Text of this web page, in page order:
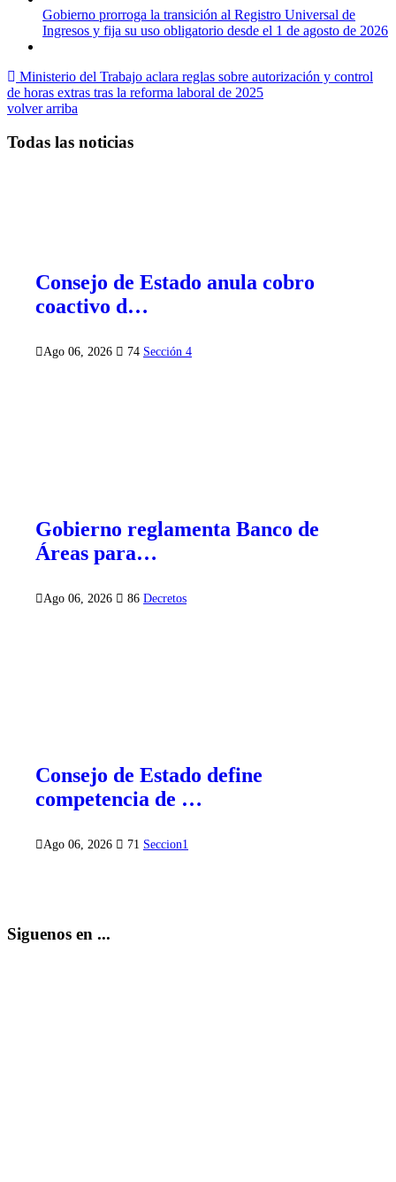
Gobierno prorroga la transición al Registro Universal de
Ingresos y fija su uso obligatorio desde el 1 de agosto de 2026
Ministerio del Trabajo aclara reglas sobre autorización y control
de horas extras tras la reforma laboral de 2025
volver arriba
Todas las noticias
Consejo de Estado anula cobro
coactivo d…
Ago 06, 2026 74 Sección 4
Gobierno reglamenta Banco de
Áreas para…
Ago 06, 2026 86 Decretos
Consejo de Estado define
competencia de …
Ago 06, 2026 71 Seccion1
Siguenos en ...